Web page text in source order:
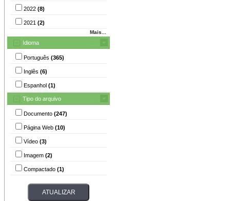
2022 (8)
2021 (2)
Mais...
Idioma
Português (365)
Inglês (6)
Espanhol (1)
Tipo do arquivo
Documento (247)
Página Web (10)
Vídeo (3)
Imagem (2)
Compactado (1)